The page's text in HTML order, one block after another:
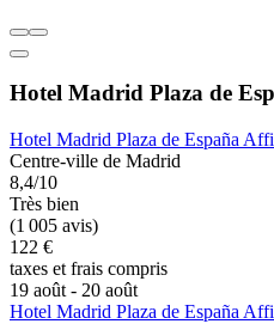
Hotel Madrid Plaza de
Hotel Madrid Plaza de España
Centre-ville de Madrid
8,4/10
Très bien
(1 005 avis)
122 €
taxes et frais compris
19 août - 20 août
Hotel Madrid Plaza de España